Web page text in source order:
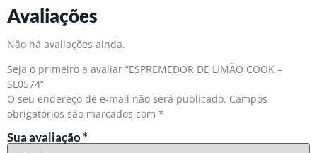
Avaliações
Não há avaliações ainda.
Seja o primeiro a avaliar “ESPREMEDOR DE LIMÃO COOK –
SL0574”
O seu endereço de e-mail não será publicado. Campos
obrigatórios são marcados com *
Sua avaliação*